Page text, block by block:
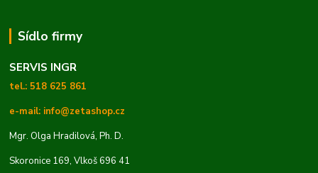
Sídlo firmy
SERVIS INGR
tel.: 518 625 861
e-mail: info@zetashop.cz
Mgr. Olga Hradilová, Ph. D.
Skoronice 169, Vlkoš 696 41